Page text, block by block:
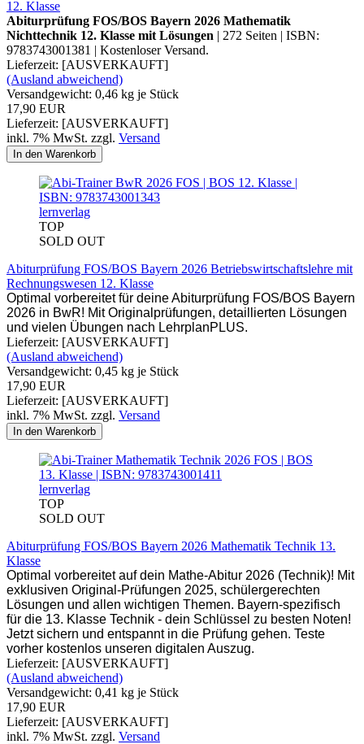
12. Klasse
Abiturprüfung FOS/BOS Bayern 2026 Mathematik
Nichttechnik 12. Klasse mit Lösungen | 272 Seiten | ISBN:
9783743001381 | Kostenloser Versand.
Lieferzeit: [AUSVERKAUFT]
(Ausland abweichend)
Versandgewicht: 0,46 kg je Stück
17,90 EUR
Lieferzeit: [AUSVERKAUFT]
inkl. 7% MwSt. zzgl. Versand
In den Warenkorb
lernverlag
TOP
SOLD OUT
Abiturprüfung FOS/BOS Bayern 2026 Betriebswirtschaftslehre mit
Rechnungswesen 12. Klasse
Optimal vorbereitet für deine Abiturprüfung FOS/BOS Bayern
2026 in BwR! Mit Originalprüfungen, detaillierten Lösungen
und vielen Übungen nach LehrplanPLUS.
Lieferzeit: [AUSVERKAUFT]
(Ausland abweichend)
Versandgewicht: 0,45 kg je Stück
17,90 EUR
Lieferzeit: [AUSVERKAUFT]
inkl. 7% MwSt. zzgl. Versand
In den Warenkorb
lernverlag
TOP
SOLD OUT
Abiturprüfung FOS/BOS Bayern 2026 Mathematik Technik 13.
Klasse
Optimal vorbereitet auf dein Mathe-Abitur 2026 (Technik)! Mit
exklusiven Original-Prüfungen 2025, schülergerechten
Lösungen und allen wichtigen Themen. Bayern-spezifisch
für die 13. Klasse Technik - dein Schlüssel zu besten Noten!
Jetzt sichern und entspannt in die Prüfung gehen. Teste
vorher kostenlos unseren digitalen Auszug.
Lieferzeit: [AUSVERKAUFT]
(Ausland abweichend)
Versandgewicht: 0,41 kg je Stück
17,90 EUR
Lieferzeit: [AUSVERKAUFT]
inkl. 7% MwSt. zzgl. Versand